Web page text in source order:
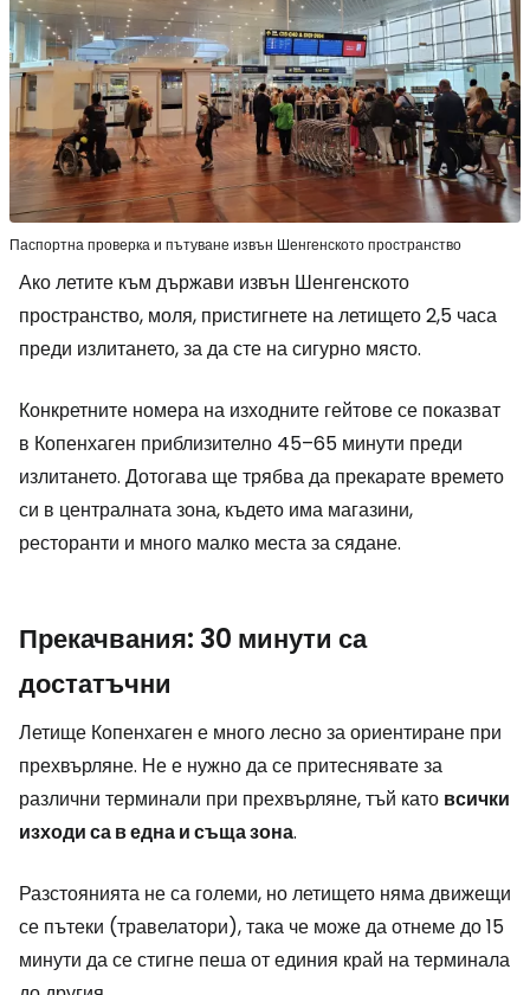
Паспортна проверка и пътуване извън Шенгенското пространство
Ако летите към държави извън Шенгенското
пространство, моля, пристигнете на летището 2,5 часа
преди излитането, за да сте на сигурно място.
Конкретните номера на изходните гейтове се показват
в Копенхаген приблизително 45–65 минути преди
излитането. Дотогава ще трябва да прекарате времето
си в централната зона, където има магазини,
ресторанти и много малко места за сядане.
Прекачвания: 30 минути са
достатъчни
Летище Копенхаген е много лесно за ориентиране при
прехвърляне. Не е нужно да се притеснявате за
различни терминали при прехвърляне, тъй като всички
изходи са в една и съща зона.
Разстоянията не са големи, но летището няма движещи
се пътеки (травелатори), така че може да отнеме до 15
минути да се стигне пеша от единия край на терминала